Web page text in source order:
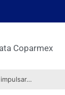
Coparmex